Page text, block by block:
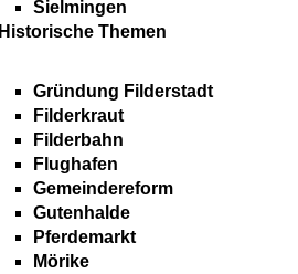
Sielmingen
Historische Themen
Gründung Filderstadt
Filderkraut
Filderbahn
Flughafen
Gemeindereform
Gutenhalde
Pferdemarkt
Mörike